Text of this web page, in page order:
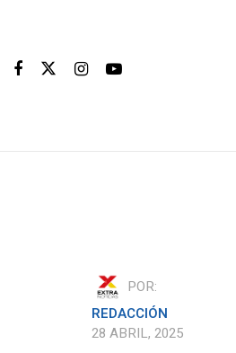
POR:
REDACCIÓN
28 ABRIL, 2025